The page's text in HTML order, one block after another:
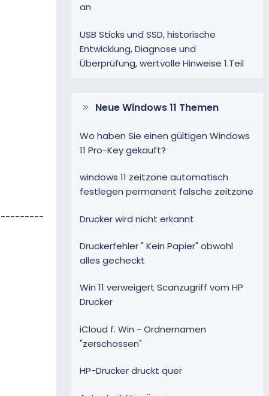
an
USB Sticks und SSD, historische
Entwicklung, Diagnose und
Überprüfung, wertvolle Hinweise 1.Teil
Neue Windows 11 Themen
Wo haben Sie einen gültigen Windows
11 Pro-Key gekauft?
windows 11 zeitzone automatisch
festlegen permanent falsche zeitzone
Drucker wird nicht erkannt
Druckerfehler " Kein Papier" obwohl
alles gecheckt
Win 11 verweigert Scanzugriff vom HP
Drucker
iCloud f. Win - Ordnernamen
"zerschossen"
HP-Drucker druckt quer